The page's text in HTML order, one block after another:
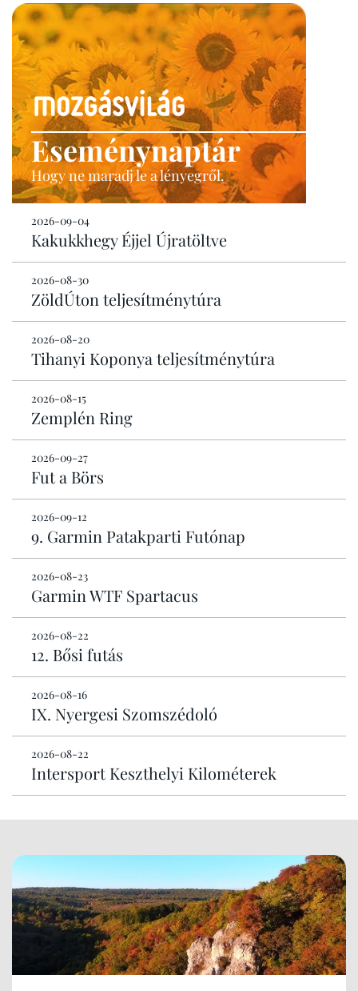
Eseménynaptár
Hogy ne maradj le a lényegről.
2026-09-04
Kakukkhegy Éjjel Újratöltve
2026-08-30
ZöldÚton teljesítménytúra
2026-08-20
Tihanyi Koponya teljesítménytúra
2026-08-15
Zemplén Ring
2026-09-27
Fut a Börs
2026-09-12
9. Garmin Patakparti Futónap
2026-08-23
Garmin WTF Spartacus
2026-08-22
12. Bősi futás
2026-08-16
IX. Nyergesi Szomszédoló
2026-08-22
Intersport Keszthelyi Kilométerek